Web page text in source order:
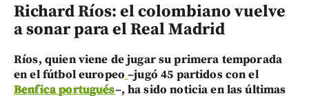
Richard Ríos: el colombiano vuelve
a sonar para el Real Madrid
Ríos, quien viene de jugar su primera temporada
en el fútbol europeo –jugó 45 partidos con el
Benfica portugués–, ha sido noticia en las últimas